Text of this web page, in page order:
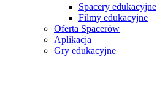
Spacery edukacyjne
Filmy edukacyjne
Oferta Spacerów
Aplikacja
Gry edukacyjne